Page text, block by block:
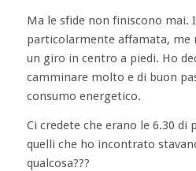
Ma le sfide non finiscono mai.
particolarmente affamata, me
un giro in centro a piedi. Ho
camminare molto e di buon
consumo energetico.
Ci credete che erano le 6.30 di
quelli che ho incontrato
qualcosa???